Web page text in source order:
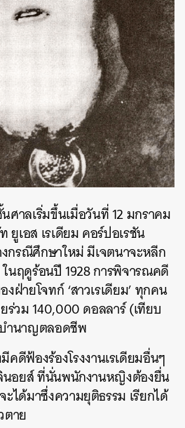
าลเริ่มขึ้นเมื่อวันที่ 12 มกราคม
เอส เรเดียม คอร์ปอเรชัน
กรณีศึกษาใหม่ มีเจตนาจะหลีก
ในฤดูร้อนปี 1928 การพิจารณคดี
ายโจทก์ ‘สาวเรเดียม’ ทุกคน
ร่วม 140,000 ดอลลาร์ (เทียบ
ำนาญตลอดชีพ
ดีฟ้องร้องโรงงานเรเดียมอื่นๆ
นอยส์ ที่นั่นพนักงานหญิงต้องยื่น
ได้มาซึ่งความยุติธรรม เรียกได้
าย